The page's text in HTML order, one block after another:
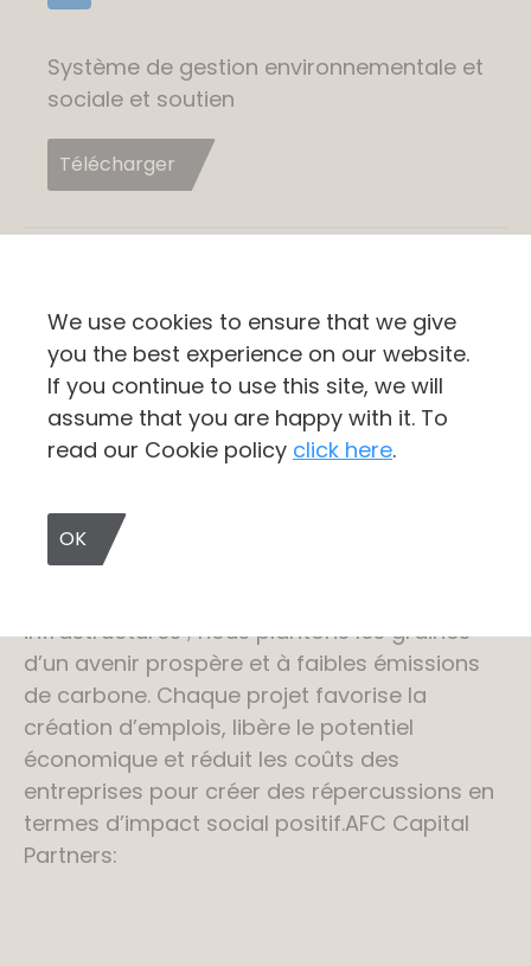
We use cookies to ensure that we give
you the best experience on our website.
If you continue to use this site, we will
assume that you are happy with it. To
read our Cookie policy click here.
OK
Système de gestion environnementale et
sociale et soutien
Télécharger
Intégration
Climatique
les infrastructures qu’elle réalise aujourd’hui
ont un impact sur l’avenir. Chez ACP, nous
infrastructures ; nous plantons les graines
d’un avenir prospère et à faibles émissions
de carbone. Chaque projet favorise la
création d’emplois, libère le potentiel
économique et réduit les coûts des
entreprises pour créer des répercussions en
termes d’impact social positif.AFC Capital
Partners: